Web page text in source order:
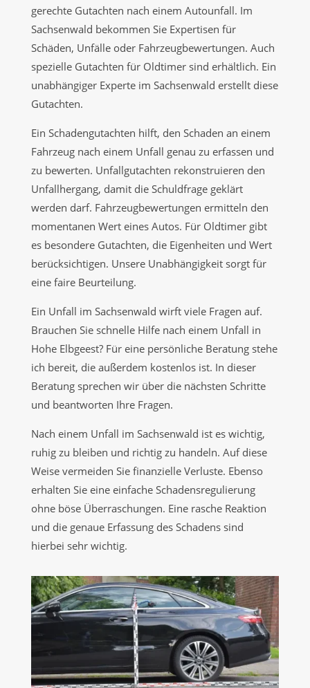
gerechte Gutachten nach einem Autounfall. Im
Sachsenwald bekommen Sie Expertisen für
Schäden, Unfälle oder Fahrzeugbewertungen. Auch
spezielle Gutachten für Oldtimer sind erhältlich. Ein
unabhängiger Experte im Sachsenwald erstellt diese
Gutachten.
Ein Schadengutachten hilft, den Schaden an einem
Fahrzeug nach einem Unfall genau zu erfassen und
zu bewerten. Unfallgutachten rekonstruieren den
Unfallhergang, damit die Schuldfrage geklärt
werden darf. Fahrzeugbewertungen ermitteln den
momentanen Wert eines Autos. Für Oldtimer gibt
es besondere Gutachten, die Eigenheiten und Wert
berücksichtigen. Unsere Unabhängigkeit sorgt für
eine faire Beurteilung.
Ein Unfall im Sachsenwald wirft viele Fragen auf.
Brauchen Sie schnelle Hilfe nach einem Unfall in
Hohe Elbgeest? Für eine persönliche Beratung stehe
ich bereit, die außerdem kostenlos ist. In dieser
Beratung sprechen wir über die nächsten Schritte
und beantworten Ihre Fragen.
Nach einem Unfall im Sachsenwald ist es wichtig,
ruhig zu bleiben und richtig zu handeln. Auf diese
Weise vermeiden Sie finanzielle Verluste. Ebenso
erhalten Sie eine einfache Schadensregulierung
ohne böse Überraschungen. Eine rasche Reaktion
und die genaue Erfassung des Schadens sind
hierbei sehr wichtig.